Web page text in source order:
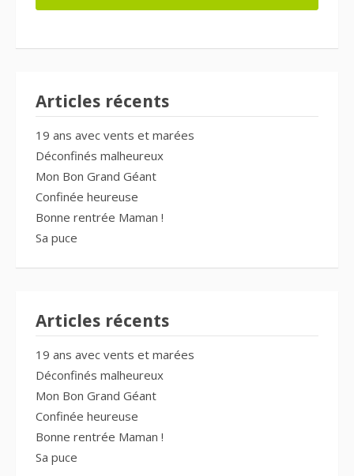
Articles récents
19 ans avec vents et marées
Déconfinés malheureux
Mon Bon Grand Géant
Confinée heureuse
Bonne rentrée Maman !
Sa puce
Articles récents
19 ans avec vents et marées
Déconfinés malheureux
Mon Bon Grand Géant
Confinée heureuse
Bonne rentrée Maman !
Sa puce